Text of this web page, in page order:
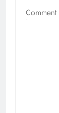
Comment